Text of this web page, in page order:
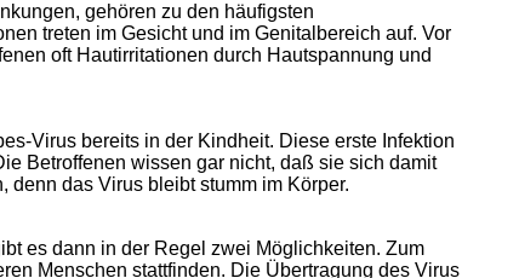
gehören zu den häufigsten
treten im Gesicht und im Genitalbereich auf. Vor
oft Hautirritationen durch Hautspannung und
Virus bereits in der Kindheit. Diese erste Infektion
Betroffenen wissen gar nicht, daß sie sich damit
das Virus bleibt stumm im Körper.
es dann in der Regel zwei Möglichkeiten. Zum
Menschen stattfinden. Die Übertragung des Virus